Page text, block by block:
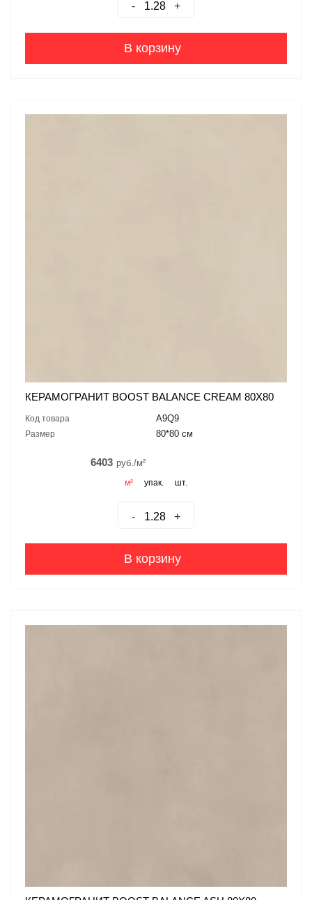
- +
В корзину
КЕРАМОГРАНИТ BOOST BALANCE CREAM 80X80
Код товара A9Q9
Размер 80*80 см
6403 руб./м²
м² упак. шт.
- +
В корзину